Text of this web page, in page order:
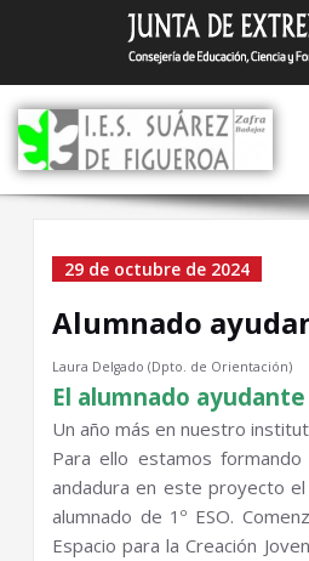
Saltar
contenido
Alumnado
29 de octubre de 2024
Alumnado
Laura Delgado (Dpto. de Orientación)
El alumnado
Un año más en nuestro
Para ello estamos
andadura en este proyecto
alumnado de 1º ESO.
Espacio para la Creación